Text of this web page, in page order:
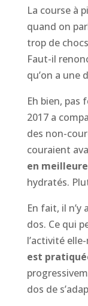
La course à
quand on
trop de
Faut-il
qu’on a une
Eh bien, pas
2017 a
des non-
couraient
en
hydratés.
En fait, il
dos. Ce qui
l’activité
est
dos de